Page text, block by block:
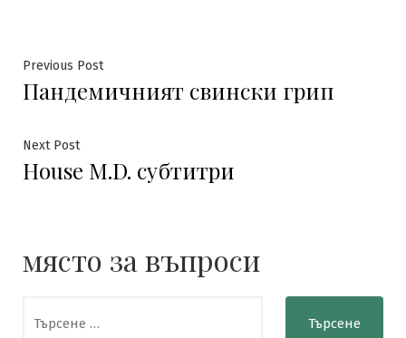
Навигация
Previous PostPrevious
post:
Пандемичният свински грип
Next PostNext
post:
House M.D. субтитри
място за въпроси
за: